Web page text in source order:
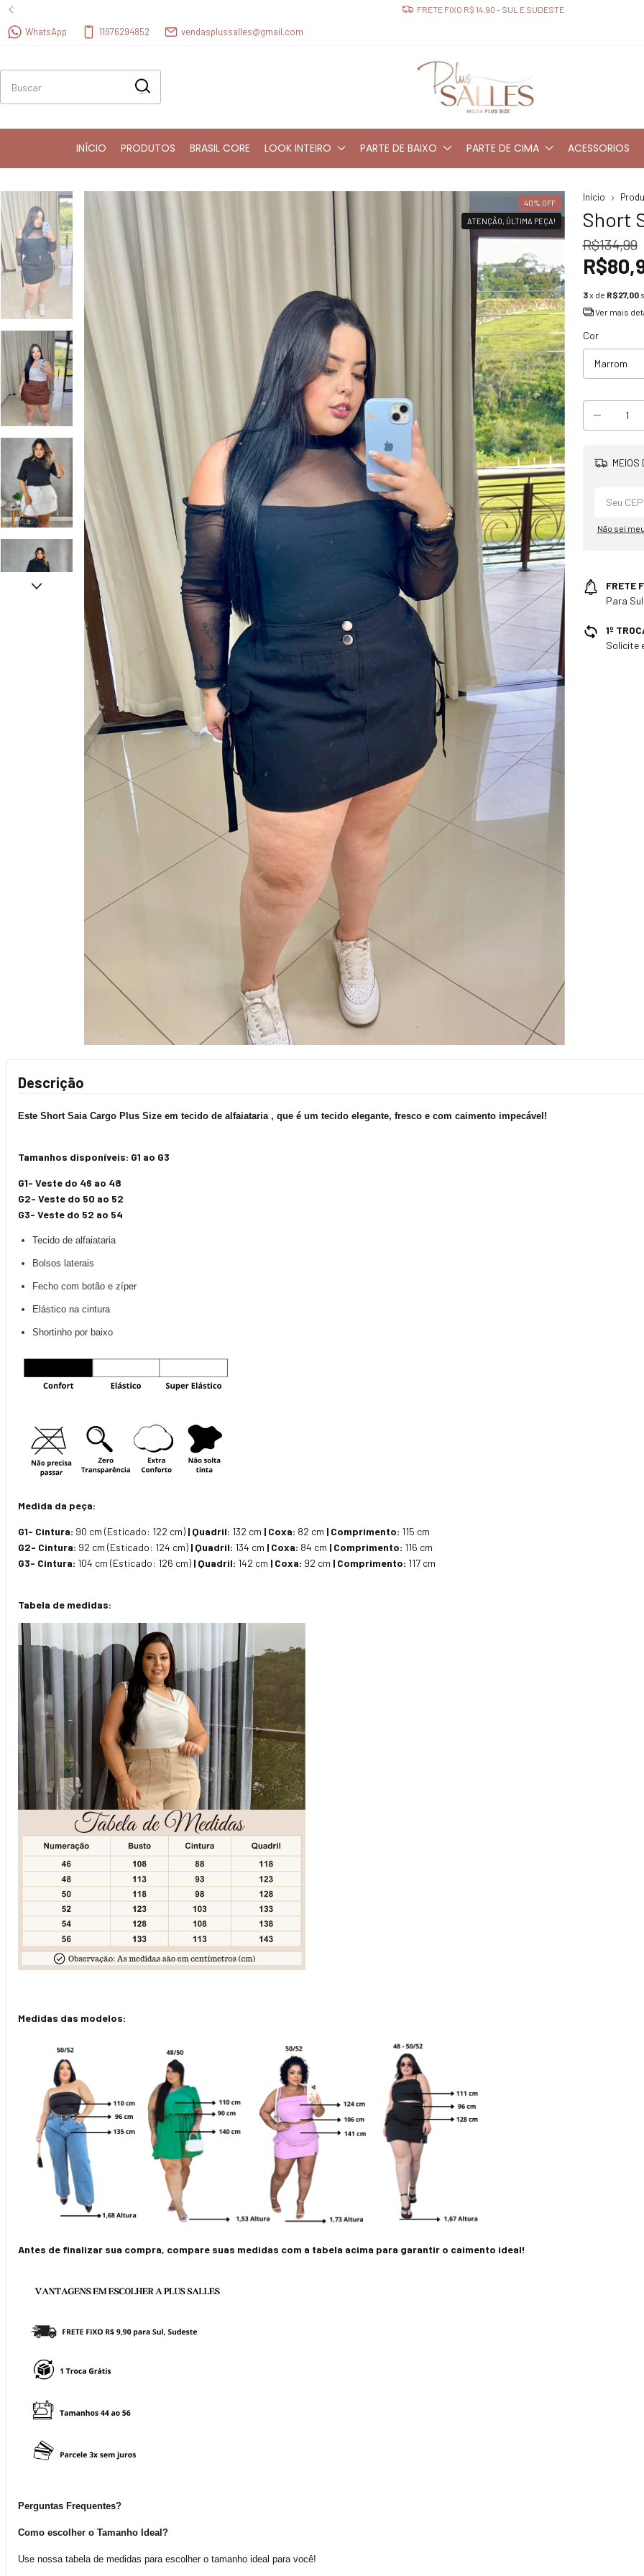
PARCELE SUAS COMPRAS EM 4X SEM JUROS
WhatsApp 11976294852 vendasplussalles@gmail.com
INÍCIO PRODUTOS BRASIL CORE LOOK INTEIRO PARTE DE BAIXO PARTE DE CIMA ACESSORIOS
40% OFF
ATENÇÃO, ÚLTIMA PEÇA!
Início
Short
R$134,99
3x de R$27,00
Ver mais
Cor
MEIOS
Não sei
FRETE
Para
1º
Solicite
Descrição
Este Short Saia Cargo Plus Size em tecido de alfaiataria , que é um tecido elegante, fresco e com caimento impecável!
Tamanhos disponíveis: G1 ao G3
G1- Veste do 46 ao 48
G2- Veste do 50 ao 52
G3- Veste do 52 ao 54
Tecido de alfaiataria
Bolsos laterais
Fecho com botão e zíper
Elástico na cintura
Shortinho por baixo
Medida da peça:
G1- Cintura: 90 cm (Esticado: 122 cm) | Quadril: 132 cm | Coxa: 82 cm | Comprimento: 115 cm
G2- Cintura: 92 cm (Esticado: 124 cm) | Quadril: 134 cm | Coxa: 84 cm | Comprimento: 116 cm
G3- Cintura: 104 cm (Esticado: 126 cm) | Quadril: 142 cm | Coxa: 92 cm | Comprimento: 117 cm
Tabela de medidas:
Medidas das modelos:
Antes de finalizar sua compra, compare suas medidas com a tabela acima para garantir o caimento ideal!
Perguntas Frequentes?
Como escolher o Tamanho Ideal?
Use nossa tabela de medidas para escolher o tamanho ideal para você!